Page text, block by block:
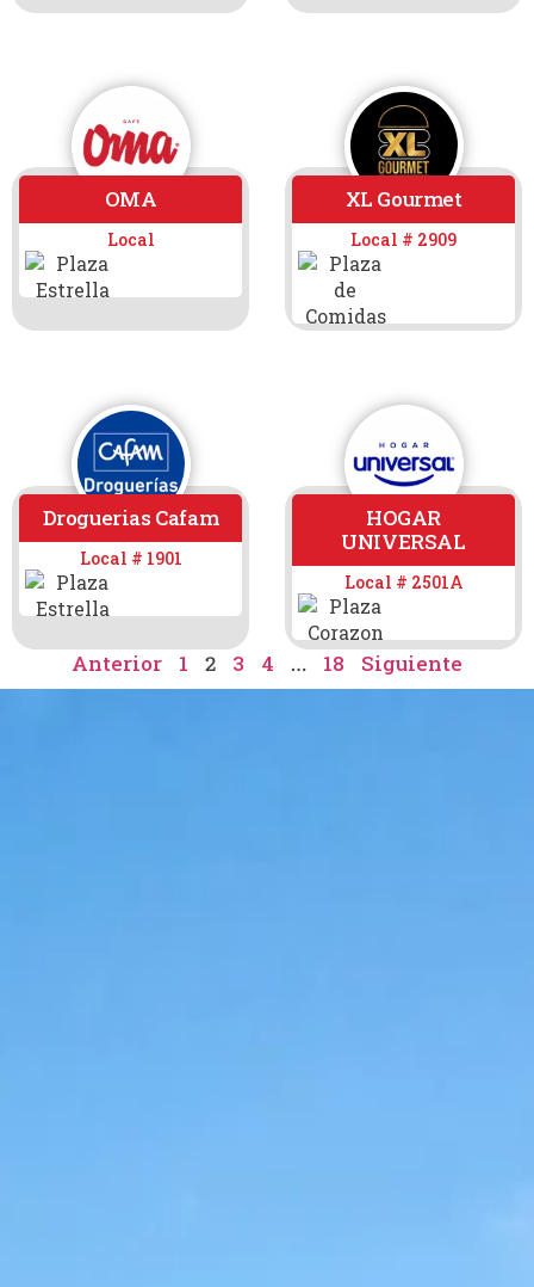
OMA
Local
XL Gourmet
Local # 2909
Droguerias Cafam
Local # 1901
HOGAR
UNIVERSAL
Local # 2501A
Anterior 1 2 3 4 … 18 Siguiente